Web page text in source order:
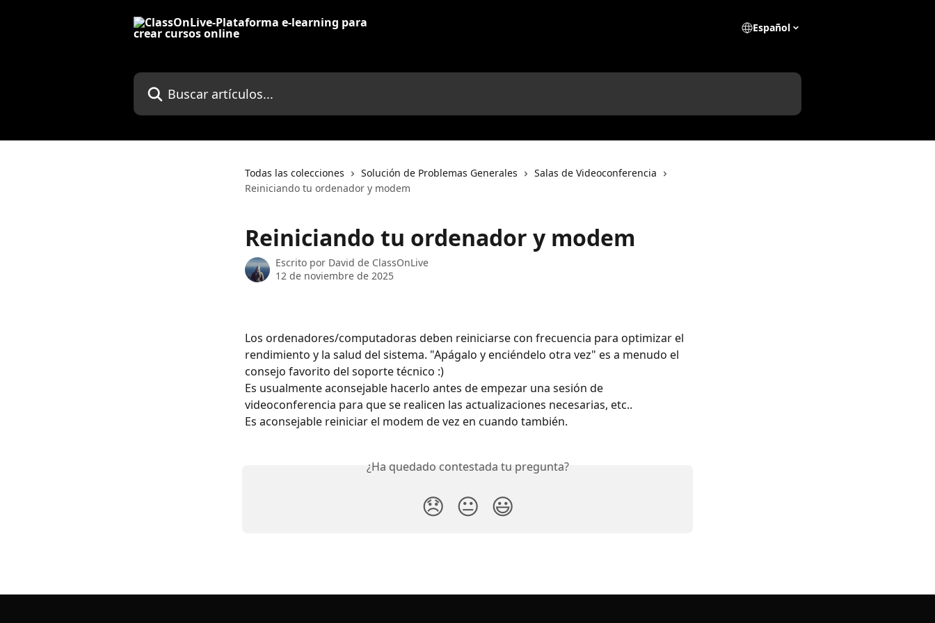
Español
Buscar artículos...
Todas las colecciones Solución de Problemas Generales
Salas de Videoconferencia
Reiniciando tu ordenador y modem
Reiniciando tu ordenador y modem
Escrito por David de ClassOnLive
12 de noviembre de 2025
Los ordenadores/computadoras deben reiniciarse con frecuencia para optimizar el
rendimiento y la salud del sistema. "Apágalo y enciéndelo otra vez" es a menudo el
consejo favorito del soporte técnico :)
Es usualmente aconsejable hacerlo antes de empezar una sesión de
videoconferencia para que se realicen las actualizaciones necesarias, etc..
Es aconsejable reiniciar el modem de vez en cuando también.
¿Ha quedado contestada tu pregunta?
😞 😐 😃